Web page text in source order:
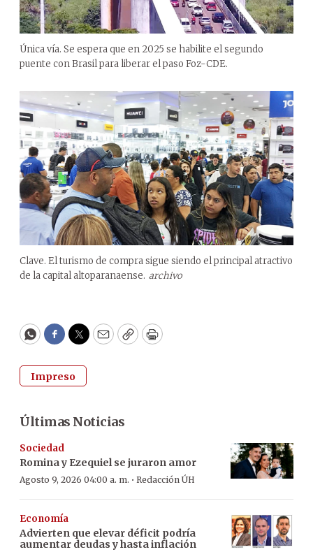
Única vía. Se espera que en 2025 se habilite el segundo
puente con Brasil para liberar el paso Foz-CDE.
Clave. El turismo de compra sigue siendo el principal atractivo
de la capital altoparanaense. archivo
WhatsApp
Facebook
Twitter
EmailCopyPrint
Impreso
Últimas Noticias
Sociedad
Romina y Ezequiel se juraron amor
Agosto 9, 2026 04:00 a. m. · Redacción ÚH
Economía
Advierten que elevar déficit podría
aumentar deudas y hasta inflación